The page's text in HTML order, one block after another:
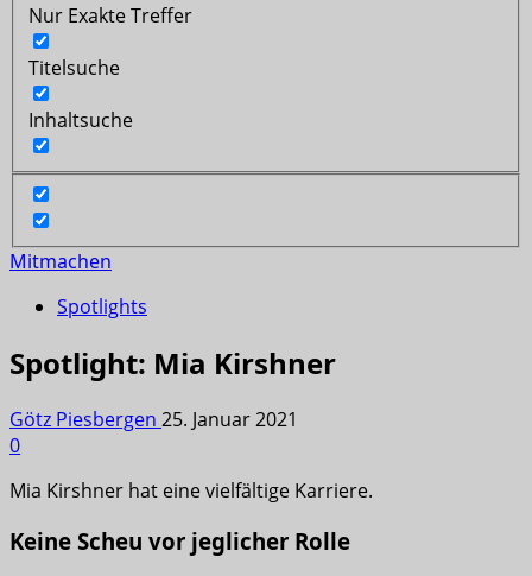
Nur Exakte Treffer
Titelsuche
Inhaltsuche
Mitmachen
Spotlights
Spotlight: Mia Kirshner
Götz Piesbergen 25. Januar 2021
0
Mia Kirshner hat eine vielfältige Karriere.
Keine Scheu vor jeglicher Rolle